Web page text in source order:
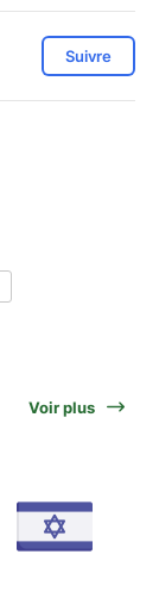
Suivre
Voir plus